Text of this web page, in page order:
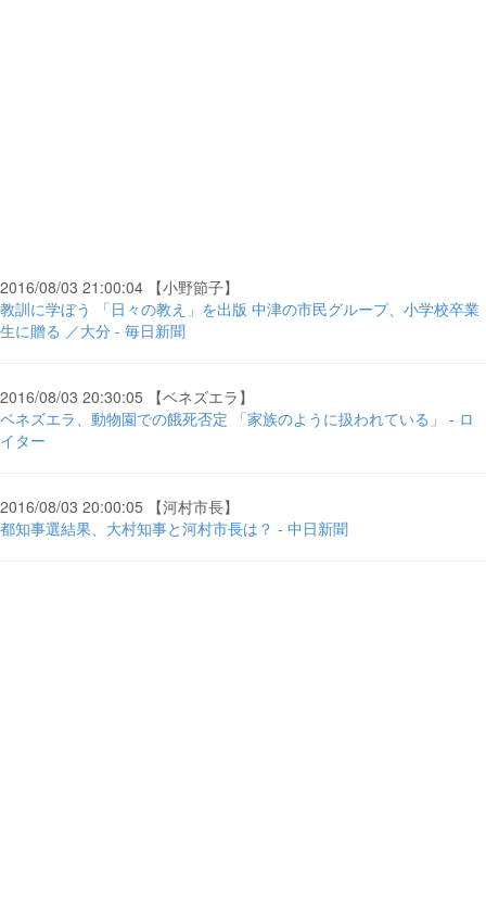
2016/08/03 21:00:04 【小野節子】
教訓に学ぼう 「日々の教え」を出版 中津の市民グループ、小学校卒業
生に贈る ／大分 - 毎日新聞
2016/08/03 20:30:05 【ベネズエラ】
ベネズエラ、動物園での餓死否定 「家族のように扱われている」 - ロ
イター
2016/08/03 20:00:05 【河村市長】
都知事選結果、大村知事と河村市長は？ - 中日新聞